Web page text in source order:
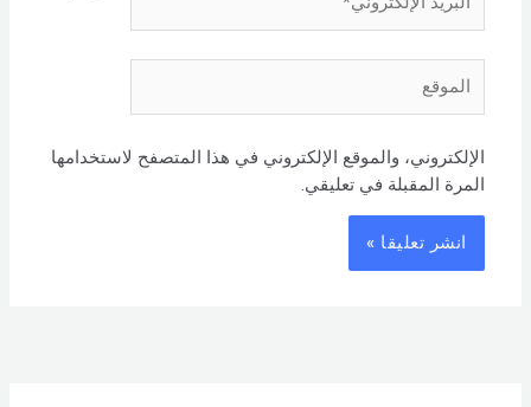
الإلكتروني*
الإلكتروني، والموقع الإلكتروني في هذا المتصفح لاستخدامها
المرة المقبلة في تعليقي.